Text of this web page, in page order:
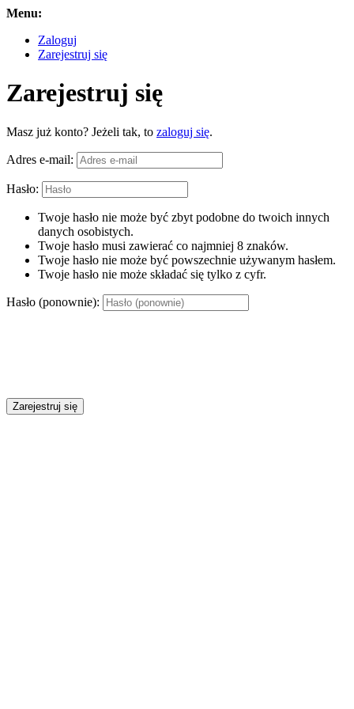
Menu:
Zaloguj
Zarejestruj się
Zarejestruj się
Masz już konto? Jeżeli tak, to zaloguj się.
Adres e-mail:
Hasło:
Twoje hasło nie może być zbyt podobne do twoich innych
danych osobistych.
Twoje hasło musi zawierać co najmniej 8 znaków.
Twoje hasło nie może być powszechnie używanym hasłem.
Twoje hasło nie może składać się tylko z cyfr.
Hasło (ponownie):
Zarejestruj się